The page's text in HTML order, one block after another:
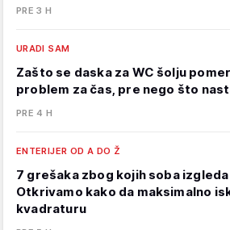
PRE 3 H
URADI SAM
Zašto se daska za WC šolju
problem za čas, pre nego što
PRE 4 H
ENTERIJER OD A DO Ž
7 grešaka zbog kojih soba
Otkrivamo kako da maksimalno
kvadraturu